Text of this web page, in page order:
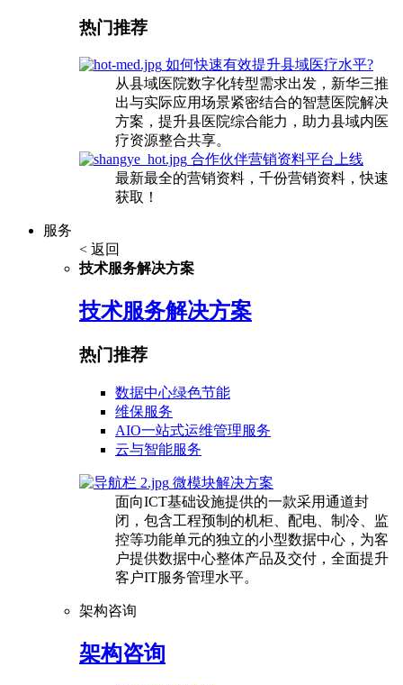
热门推荐
如何快速有效提升县域医疗水平?
从县域医院数字化转型需求出发，新华三推
出与实际应用场景紧密结合的智慧医院解决
方案，提升县医院综合能力，助力县域内医
疗资源整合共享。
合作伙伴营销资料平台上线
最新最全的营销资料，千份营销资料，快速
获取！
服务
< 返回
技术服务解决方案
技术服务解决方案
热门推荐
数据中心绿色节能
维保服务
AIO一站式运维管理服务
云与智能服务
微模块解决方案
面向ICT基础设施提供的一款采用通道封
闭，包含工程预制的机柜、配电、制冷、监
控等功能单元的独立的小型数据中心，为客
户提供数据中心整体产品及交付，全面提升
客户IT服务管理水平。
架构咨询
架构咨询